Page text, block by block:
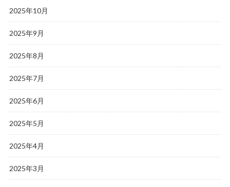
2025年10月
2025年9月
2025年8月
2025年7月
2025年6月
2025年5月
2025年4月
2025年3月